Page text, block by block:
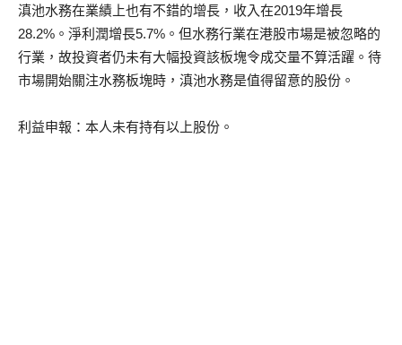
滇池水務在業績上也有不錯的增長，收入在2019年增長
28.2%。淨利潤增長5.7%。但水務行業在港股市場是被忽略的
行業，故投資者仍未有大幅投資該板塊令成交量不算活躍。待
市場開始關注水務板塊時，滇池水務是值得留意的股份。
利益申報：本人未有持有以上股份。